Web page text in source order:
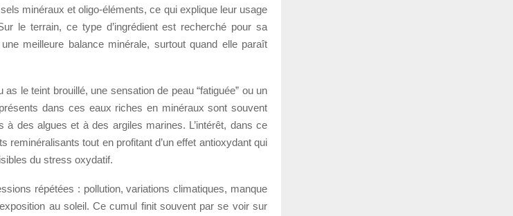
minéraux et oligo-éléments, ce qui explique leur usage
le terrain, ce type d’ingrédient est recherché pour sa
meilleure balance minérale, surtout quand elle paraît
le teint brouillé, une sensation de peau “fatiguée” ou un
dans ces eaux riches en minéraux sont souvent
à des algues et à des argiles marines. L’intérêt, dans ce
reminéralisants tout en profitant d’un effet antioxydant qui
du stress oxydatif.
répétées : pollution, variations climatiques, manque
au soleil. Ce cumul finit souvent par se voir sur